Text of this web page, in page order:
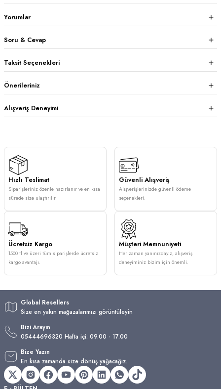
Yorumlar
Soru & Cevap
Taksit Seçenekleri
Önerileriniz
Alışveriş Deneyimi
Hızlı Teslimat
Siparişleriniz özenle hazırlanır ve en kısa
sürede size ulaştırılır.
Güvenli Alışveriş
Alışverişlerinizde güvenli ödeme
seçenekleri.
Ücretsiz Kargo
1500 tl ve üzeri tüm siparişlerde ücretsiz
kargo avantajı.
Müşteri Memnuniyeti
Her zaman yanınızdayız, alışveriş
deneyiminiz bizim için önemli.
Global Resellers
Size en yakın mağazalarımızı görüntüleyin
Bizi Arayın
05444696320 Hafta içi: 09.00 - 17.00
Bize Yazın
En kısa zamanda size dönüş yağacağız.